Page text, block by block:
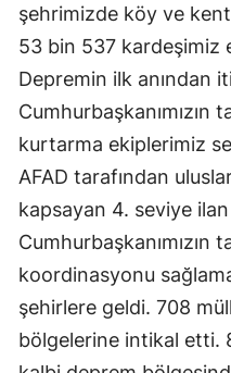
şehrimizde köy ve
53 bin 537 kardeşimiz
Depremin ilk anından
Cumhurbaşkanımızın
kurtarma ekiplerimiz
AFAD tarafından
kapsayan 4. seviye ilan
Cumhurbaşkanımızın
koordinasyonu
şehirlere geldi. 708
bölgelerine intikal etti.